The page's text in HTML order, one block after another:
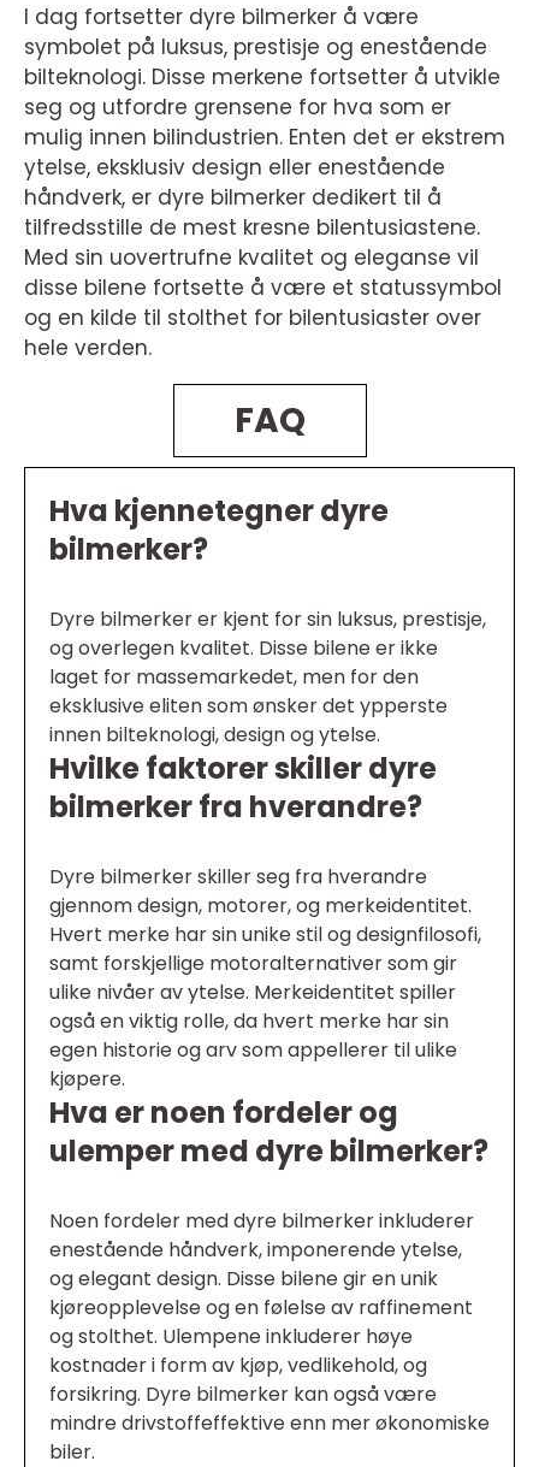
I dag fortsetter dyre bilmerker å være
symbolet på luksus, prestisje og enestående
bilteknologi. Disse merkene fortsetter å utvikle
seg og utfordre grensene for hva som er
mulig innen bilindustrien. Enten det er ekstrem
ytelse, eksklusiv design eller enestående
håndverk, er dyre bilmerker dedikert til å
tilfredsstille de mest kresne bilentusiastene.
Med sin uovertrufne kvalitet og eleganse vil
disse bilene fortsette å være et statussymbol
og en kilde til stolthet for bilentusiaster over
hele verden.
FAQ
Hva kjennetegner dyre
bilmerker?
Dyre bilmerker er kjent for sin luksus, prestisje,
og overlegen kvalitet. Disse bilene er ikke
laget for massemarkedet, men for den
eksklusive eliten som ønsker det ypperste
innen bilteknologi, design og ytelse.
Hvilke faktorer skiller dyre
bilmerker fra hverandre?
Dyre bilmerker skiller seg fra hverandre
gjennom design, motorer, og merkeidentitet.
Hvert merke har sin unike stil og designfilosofi,
samt forskjellige motoralternativer som gir
ulike nivåer av ytelse. Merkeidentitet spiller
også en viktig rolle, da hvert merke har sin
egen historie og arv som appellerer til ulike
kjøpere.
Hva er noen fordeler og
ulemper med dyre bilmerker?
Noen fordeler med dyre bilmerker inkluderer
enestående håndverk, imponerende ytelse,
og elegant design. Disse bilene gir en unik
kjøreopplevelse og en følelse av raffinement
og stolthet. Ulempene inkluderer høye
kostnader i form av kjøp, vedlikehold, og
forsikring. Dyre bilmerker kan også være
mindre drivstoffeffektive enn mer økonomiske
biler.